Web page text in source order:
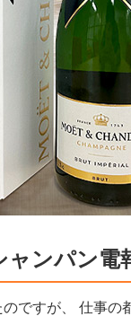
ンパン電
ですが、 仕事